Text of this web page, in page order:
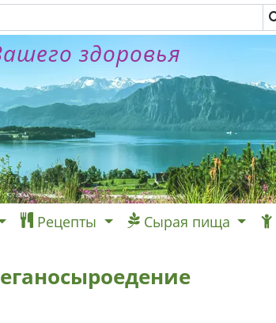
здоровья
Рецепты Сырая пища